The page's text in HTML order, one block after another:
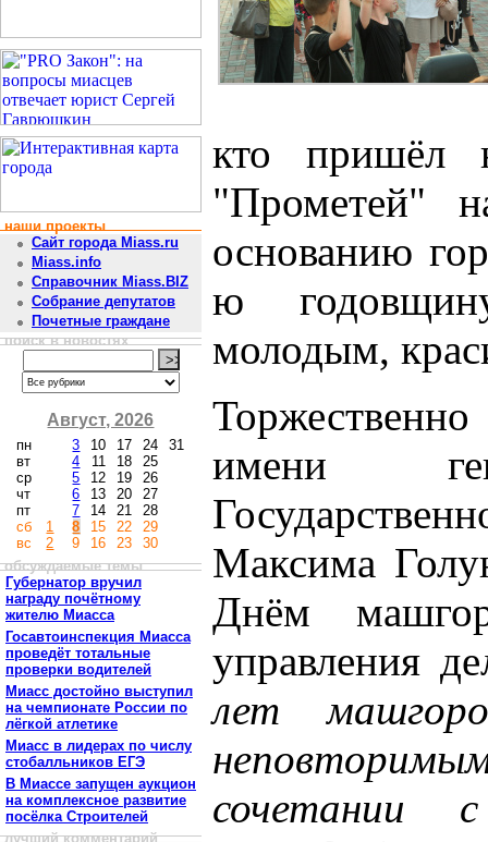
наши проекты
Сайт города Miass.ru
Miass.info
Справочник Miass.BIZ
Собрание депутатов
Почетные граждане
поиск в новостях
Август, 2026
пн
вт
ср
чт
пт
сб
вс
1
2
3
4
5
6
7
8
9
10
11
12
13
14
15
16
17
18
19
20
21
22
23
24
25
26
27
28
29
30
31
обсуждаемые темы
Губернатор вручил
награду почётному
жителю Миасса
Госавтоинспекция Миасса
проведёт тотальные
проверки водителей
Миасс достойно выступил
на чемпионате России по
лёгкой атлетике
Миасс в лидерах по числу
стобалльников ЕГЭ
В Миассе запущен аукцион
на комплексное развитие
посёлка Строителей
лучший комментарий
кто пришёл
"Прометей"
основанию
ю
молодым,
имени
Максима
Днём
управления
лет
сочетании